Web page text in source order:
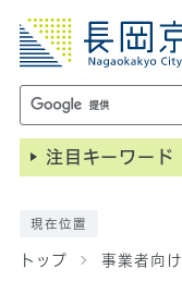
注目キーワード
現在位置
トップ 事業者向け